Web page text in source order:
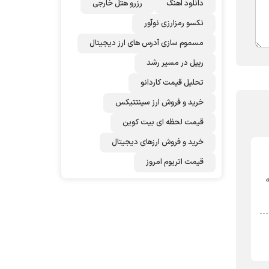
دانلود اهنگ
رزرو هتل خارجی
نکسو رمزارزی نوآور
مسموم سازی آدرس های ارز دیجیتال
ریپل در مسیر رشد
تحلیل قیمت کاردانو
خرید و فروش ارز سینتتیکس
قیمت لحظه ای بیت کوین
خرید و فروش ارزهای دیجیتال
قیمت اتریوم امروز